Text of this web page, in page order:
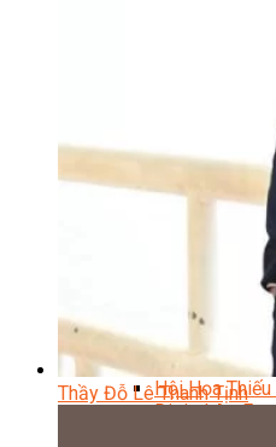
Chuyên Viên
3D Game Art
Mỹ Thuật Đa
Mỹ Thuật Số
Motion
Adobe
Hội Họa Thiếu
Digital Art For
Sunny STEAM
Trại Hè Kỹ
Trại Hè
Chuyên Đề Á
Chuyên Đề Kỹ
Khóa Học
Hội Họa Thiếu
Digital Art For
Khóa Học
Thầy Đỗ Lê Thanh Tịnh